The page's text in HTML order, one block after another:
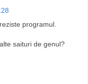
programul.
saituri de genul?